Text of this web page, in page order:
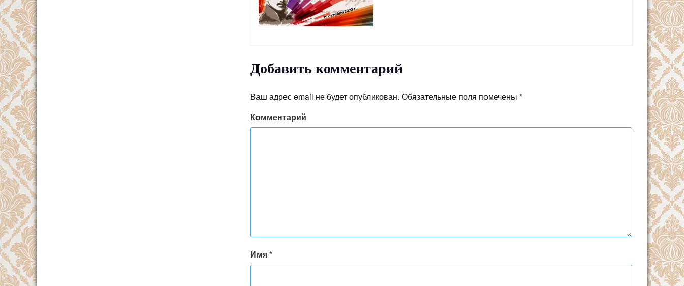
Добавить комментарий
Ваш адрес email не будет опубликован. Обязательные поля помечены *
Комментарий
Имя*